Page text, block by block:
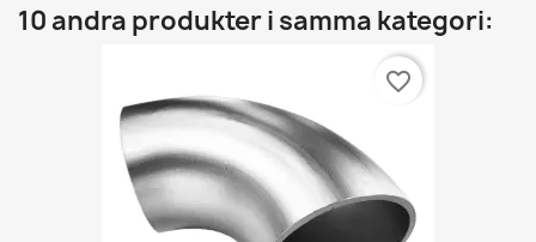
10 andra produkter i samma kategori:
favorite_border